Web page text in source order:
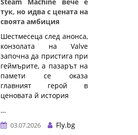
тук, но идва с цената на
своята амбиция
Шестмесеца след анонса,
конзолата на Valve
започна да пристига при
геймърите, а пазарът на
памети се оказа
главният герой в
ценовата й история
…
03.07.2026
Fly.bg